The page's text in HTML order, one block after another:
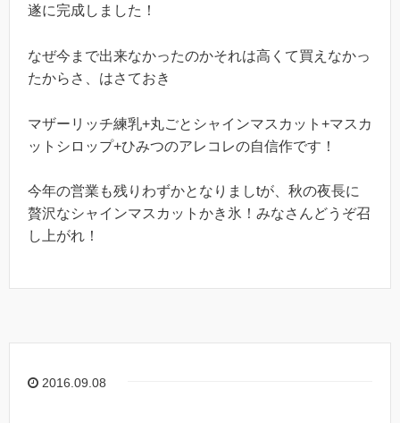
遂に完成しました！
なぜ今まで出来なかったのかそれは高くて買えなかっ
たからさ、はさておき
マザーリッチ練乳+丸ごとシャインマスカット+マスカ
ットシロップ+ひみつのアレコレの自信作です！
今年の営業も残りわずかとなりましtが、秋の夜長に
贅沢なシャインマスカットかき氷！みなさんどうぞ召
し上がれ！
2016.09.08